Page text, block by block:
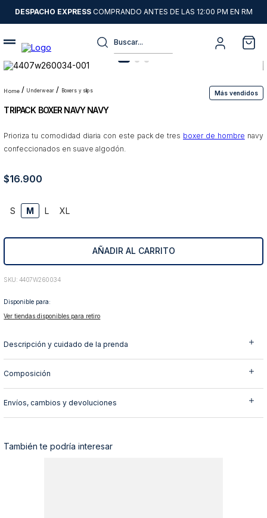
DESPACHO EXPRESSCOMPRANDO ANTES DE LAS 12:00 PM EN RM
Buscar...
underwear boxers y slips Más vendidos
TRIPACK BOXER NAVY NAVY
Prioriza tu comodidad diaria con este pack de tres boxer de hombre navy
confeccionados en suave algodón.
$16.900
S M L XL
AÑADIR AL CARRITO
: 4407W260034
Disponible para:
Ver tiendas disponibles para retiro
Descripción y cuidado de la prenda
Composición
Envíos, cambios y devoluciones
También te podría interesar
1.
sweater
2.
camisas
3.
chaquetas
5.
jeans
blazer
8.
chaqueta
10. abrigo